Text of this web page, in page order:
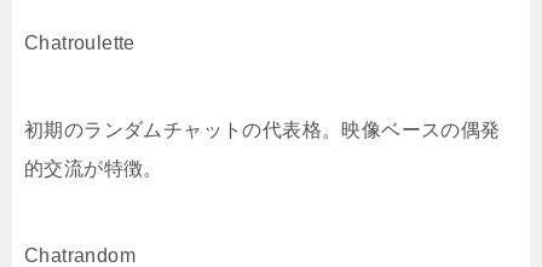
Chatroulette
初期のランダムチャットの代表格。映像ベースの偶発
的交流が特徴。
Chatrandom